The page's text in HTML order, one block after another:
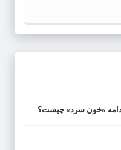
ادامه «خون سرد» چیست؟